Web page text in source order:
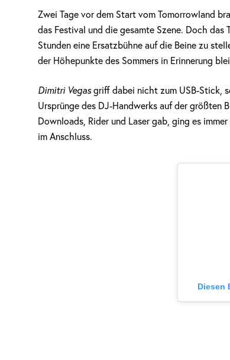
Zwei Tage vor dem Start vom Tomorrowland
das Festival und die gesamte Szene. Doch
Stunden eine Ersatzbühne auf die Beine zu
der Höhepunkte des Sommers in Erinnerung
Dimitri Vegasgriff dabei nicht zum USB-Stick,
Ursprünge des DJ-Handwerks auf der größten
Downloads, Rider und Laser gab, ging es
im Anschluss.
Diesen